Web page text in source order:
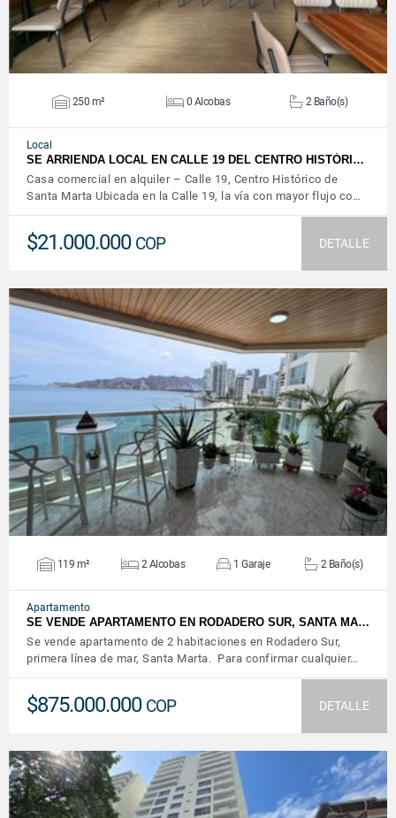
250 m² 0 Alcobas 2 Baño(s)
Local
SE ARRIENDA LOCAL EN CALLE 19 DEL CENTRO HISTÓRI…
Casa comercial en alquiler – Calle 19, Centro Histórico de
Santa Marta Ubicada en la Calle 19, la vía con mayor flujo co…
$21.000.000 COP DETALLE
VER DETALLES
119 m² 2 Alcobas 1 Garaje 2 Baño(s)
Apartamento
SE VENDE APARTAMENTO EN RODADERO SUR, SANTA MA…
Se vende apartamento de 2 habitaciones en Rodadero Sur,
primera línea de mar, Santa Marta. Para confirmar cualquier…
$875.000.000 COP DETALLE